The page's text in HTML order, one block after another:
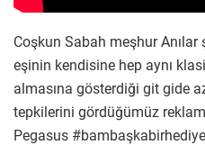
Coşkun Sabah meşhur Anılar
eşinin kendisine hep aynı
almasına gösterdiği git gide
tepkilerini gördüğümüz
Pegasus